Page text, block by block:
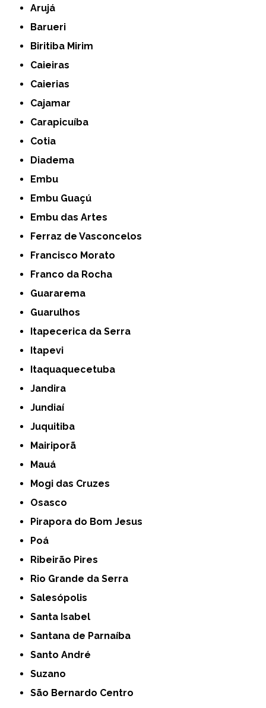
Arujá
Barueri
Biritiba Mirim
Caieiras
Caierias
Cajamar
Carapicuíba
Cotia
Diadema
Embu
Embu Guaçú
Embu das Artes
Ferraz de Vasconcelos
Francisco Morato
Franco da Rocha
Guararema
Guarulhos
Itapecerica da Serra
Itapevi
Itaquaquecetuba
Jandira
Jundiaí
Juquitiba
Mairiporã
Mauá
Mogi das Cruzes
Osasco
Pirapora do Bom Jesus
Poá
Ribeirão Pires
Rio Grande da Serra
Salesópolis
Santa Isabel
Santana de Parnaíba
Santo André
Suzano
São Bernardo Centro